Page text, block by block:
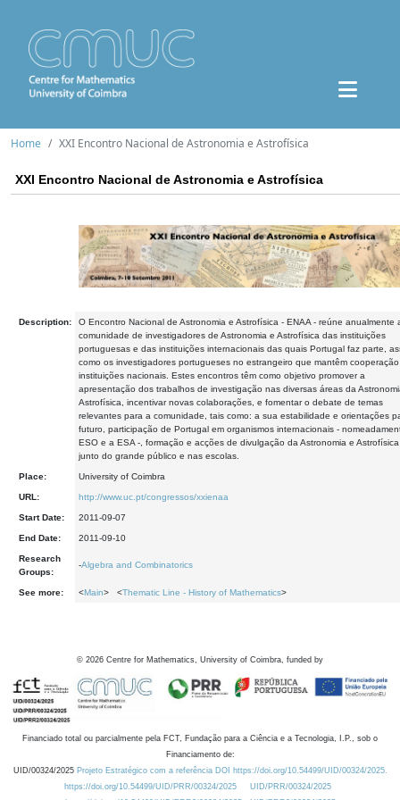
Home XXI Encontro Nacional de Astronomia e Astrofísica
XXI Encontro Nacional de Astronomia e Astrofísica
Description:
O Encontro Nacional de Astronomia e Astrofísica - ENAA - reúne anualmente
comunidade de investigadores de Astronomia e Astrofísica das instituições
portuguesas e das instituições internacionais das quais Portugal faz parte,
como os investigadores portugueses no estrangeiro que mantêm
instituições nacionais. Estes encontros têm como objetivo promover a
apresentação dos trabalhos de investigação nas diversas áreas da
Astrofísica, incentivar novas colaborações, e fomentar o debate de temas
relevantes para a comunidade, tais como: a sua estabilidade e orientações
futuro, participação de Portugal em organismos internacionais -
ESO e a ESA -, formação e acções de divulgação da Astronomia e Astrofísica
junto do grande público e nas escolas.
Place: University of Coimbra
URL: http://www.uc.pt/congressos/xxienaa
Start Date: 2011-09-07
End Date: 2011-09-10
Research
Groups:
-Algebra and Combinatorics
See more: <Main> <Thematic Line - History of Mathematics>
© 2026 Centre for Mathematics, University of Coimbra, funded by
Financiado total ou parcialmente pela FCT, Fundação para a Ciência e a Tecnologia, I.P., sob o
Financiamento de:
UID/00324/2025 Projeto Estratégico com a referência DOI https://doi.org/10.54499/UID/00324/2025.
https://doi.org/10.54499/UID/PRR/00324/2025
UID/PRR/00324/2025